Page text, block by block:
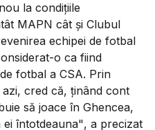
la condițiile
MAPN cât și Clubul
echipei de fotbal
o ca fiind
fotbal a CSA. Prin
cred că, ținând cont
să joace în Ghencea,
întotdeauna", a precizat